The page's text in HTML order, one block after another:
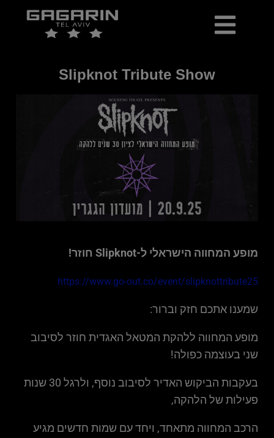
Slipknot Tribute Show
מופע המחווה הישראלי ל-Slipknot חוזר!
https://www.go-out.co/event/slipknottribute25
שמענו אתכם חזק וברור:
מופע המחווה ללהקת המטאל האגדית חוזר לסיבוב
שני בעוצמה כפולה!
בעקבות הביקוש האדיר לסיבוב נוסף, ולרגל 30 שנות
פעילות של הלהקה,
הרכב המחווה מתאחד, ויחד עם שמות חדשים מגיע